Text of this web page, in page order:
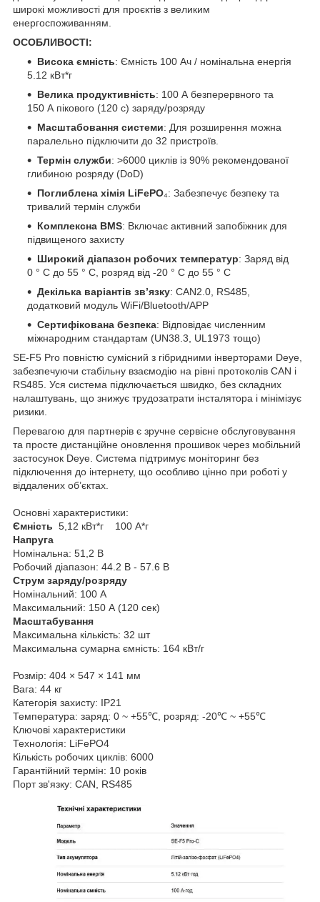
широкі можливості для проєктів з великим
енергоспоживанням.
ОСОБЛИВОСТІ:
Висока ємність: Ємність 100 Ач / номінальна енергія
5.12 кВт*г
Велика продуктивність: 100 А безперервного та
150 А пікового (120 с) заряду/розряду
Масштабовання системи: Для розширення можна
паралельно підключити до 32 пристроїв.
Термін служби: >6000 циклів із 90% рекомендованої
глибиною розряду (DoD)
Поглиблена хімія LiFePO₄: Забезпечує безпеку та
тривалий термін служби
Комплексна BMS: Включає активний запобіжник для
підвищеного захисту
Широкий діапазон робочих температур: Заряд від
0 ° C до 55 ° C, розряд від -20 ° C до 55 ° C
Декілька варіантів зв’язку: CAN2.0, RS485,
додатковий модуль WiFi/Bluetooth/APP
Сертифікована безпека: Відповідає численним
міжнародним стандартам (UN38.3, UL1973 тощо)
SE-F5 Pro повністю сумісний з гібридними інверторами Deye,
забезпечуючи стабільну взаємодію на рівні протоколів CAN і
RS485. Уся система підключається швидко, без складних
налаштувань, що знижує трудозатрати інсталятора і мінімізує
ризики.
Перевагою для партнерів є зручне сервісне обслуговування
та просте дистанційне оновлення прошивок через мобільний
застосунок Deye. Система підтримує моніторинг без
підключення до інтернету, що особливо цінно при роботі у
віддалених об’єктах.
Основні характеристики:
Ємність 5,12 кВт*г 100 А*г
Напруга
Номінальна: 51,2 В
Робочий діапазон: 44.2 В - 57.6 В
Струм заряду/розряду
Номінальний: 100 А
Максимальний: 150 А (120 сек)
Масштабування
Максимальна кількість: 32 шт
Максимальна сумарна ємність: 164 кВт/г
Розмір: 404 × 547 × 141 мм
Вага: 44 кг
Категорія захисту: IP21
Температура: заряд: 0 ~ +55℃, розряд: -20℃ ~ +55℃
Ключові характеристики
Технологія: LiFePO4
Кількість робочих циклів: 6000
Гарантійний термін: 10 років
Порт зв'язку: CAN, RS485